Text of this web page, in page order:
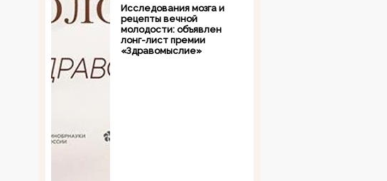
Исследования мозга и
рецепты вечной
молодости: объявлен
лонг-лист премии
«Здравомыслие»